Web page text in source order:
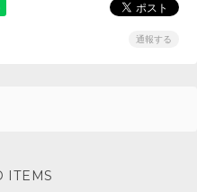
通報する
ITEMS